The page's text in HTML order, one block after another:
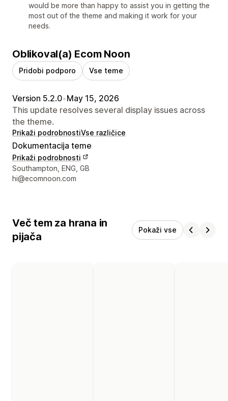
would be more than happy to assist you in getting the
most out of the theme and making it work for your
needs.
Oblikoval(a) Ecom Noon
Pridobi podporo Vse teme
Version 5.2.0•May 15, 2026
This update resolves several display issues across
the theme.
Prikaži podrobnostiVse različice
Dokumentacija teme
Prikaži podrobnosti
Podatki za stik z oblikovalcem
Southampton, ENG, GB
hi@ecomnoon.com
Več tem za hrana in
pijača
Pokaži vse